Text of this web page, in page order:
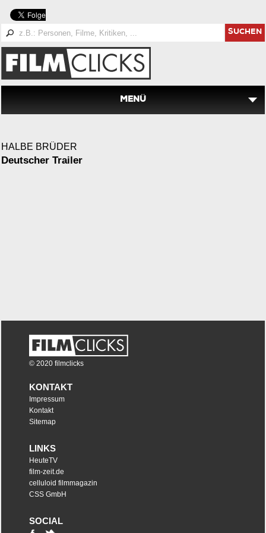
SUCHEN
MENÜ
HALBE BRÜDER
Deutscher Trailer
© 2020 filmclicks
KONTAKT
Impressum
Kontakt
Sitemap
LINKS
HeuteTV
film-zeit.de
celluloid filmmagazin
CSS GmbH
SOCIAL